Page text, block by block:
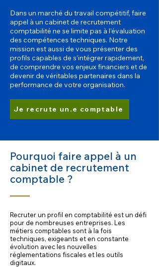
Dans un marché du travail compétitif, faire
appel à un cabinet de recrutement
comptabilité ne se limite pas à l’évaluation
des compétences techniques. Notre
mission est aussi de vous présenter des
profils capables de s’intégrer rapidement,
de comprendre vos enjeux financiers et de
devenir de véritables partenaires dans la
performance de votre organisation.
Je recrute un.e comptable
Pourquoi faire appel à un
cabinet de recrutement
comptable ?
Recruter un profil en comptabilité est un défi
pour de nombreuses entreprises. Les
métiers comptables sont à la fois
techniques, exigeants et en constante
évolution avec les nouvelles
réglementations fiscales et les outils
digitaux.